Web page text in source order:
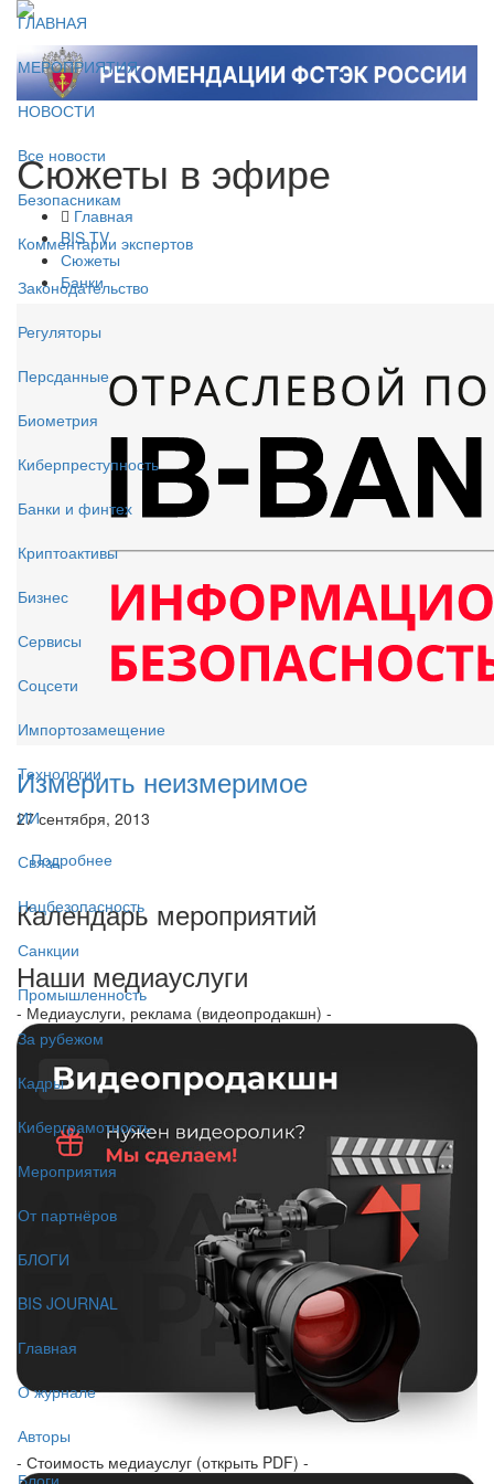
ГЛАВНАЯ
МЕРОПРИЯТИЯ
НОВОСТИ
Все новости
Безопасникам
Комментарии экспертов
Законодательство
Регуляторы
Персданные
Биометрия
Киберпреступность
Банки и финтех
Криптоактивы
Бизнес
Сервисы
Соцсети
Импортозамещение
Технологии
ИИ
Связь
Нацбезопасность
Санкции
Промышленность
За рубежом
Кадры
Киберграмотность
Мероприятия
От партнёров
БЛОГИ
BIS JOURNAL
Главная
О журнале
Авторы
Блоги
Сюжеты в эфире
Главная
BIS TV
Сюжеты
Банки
Измерить неизмеримое
27 сентября, 2013
Подробнее
Календарь мероприятий
Наши медиауслуги
- Медиауслуги, реклама (видеопродакшн) -
- Стоимость медиауслуг (открыть PDF) -